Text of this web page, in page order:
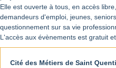
Elle est ouverte à tous, en accès
demandeurs d'emploi, jeunes,
questionnement sur sa vie
L'accès aux évènements est gratuit
Cité des Métiers de Saint